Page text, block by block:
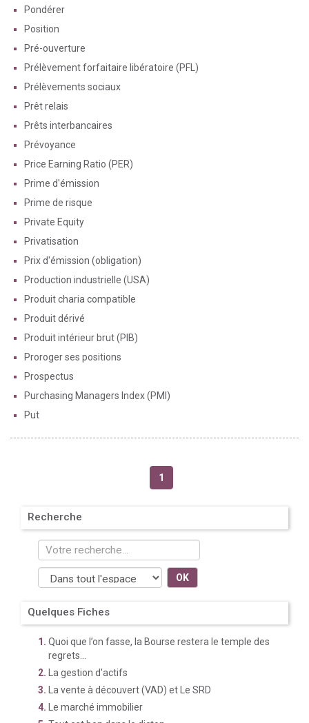
Pondérer
Position
Pré-ouverture
Prélèvement forfaitaire libératoire (PFL)
Prélèvements sociaux
Prêt relais
Prêts interbancaires
Prévoyance
Price Earning Ratio (PER)
Prime d'émission
Prime de risque
Private Equity
Privatisation
Prix d'émission (obligation)
Production industrielle (USA)
Produit charia compatible
Produit dérivé
Produit intérieur brut (PIB)
Proroger ses positions
Prospectus
Purchasing Managers Index (PMI)
Put
1
Recherche
OK
Quelques Fiches
Quoi que l’on fasse, la Bourse restera le temple des
regrets...
La gestion d'actifs
La vente à découvert (VAD) et Le SRD
Le marché immobilier